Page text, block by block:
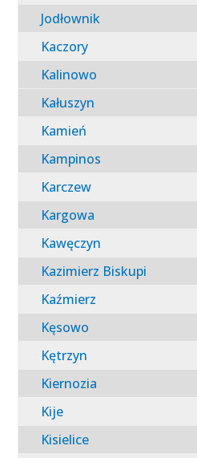
Jodłownik
Kaczory
Kalinowo
Kałuszyn
Kamień
Kampinos
Karczew
Kargowa
Kawęczyn
Kazimierz Biskupi
Kaźmierz
Kęsowo
Kętrzyn
Kiernozia
Kije
Kisielice